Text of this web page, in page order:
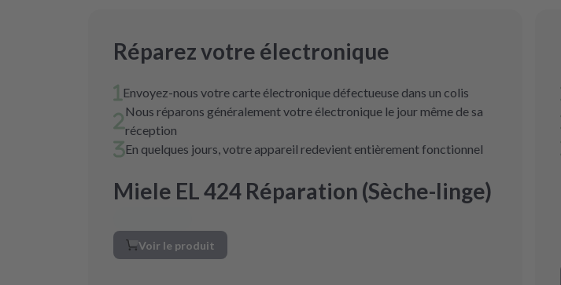
Réparez votre électronique
Envoyez-nous votre carte électronique défectueuse dans un colis
Nous réparons généralement votre électronique le jour même de sa
réception
En quelques jours, votre appareil redevient entièrement fonctionnel
Miele EL 424 Réparation (Sèche-linge)
Voir le produit